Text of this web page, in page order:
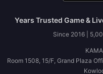
Since 2016 |
Room 1508, 15/F, Grand Plaza